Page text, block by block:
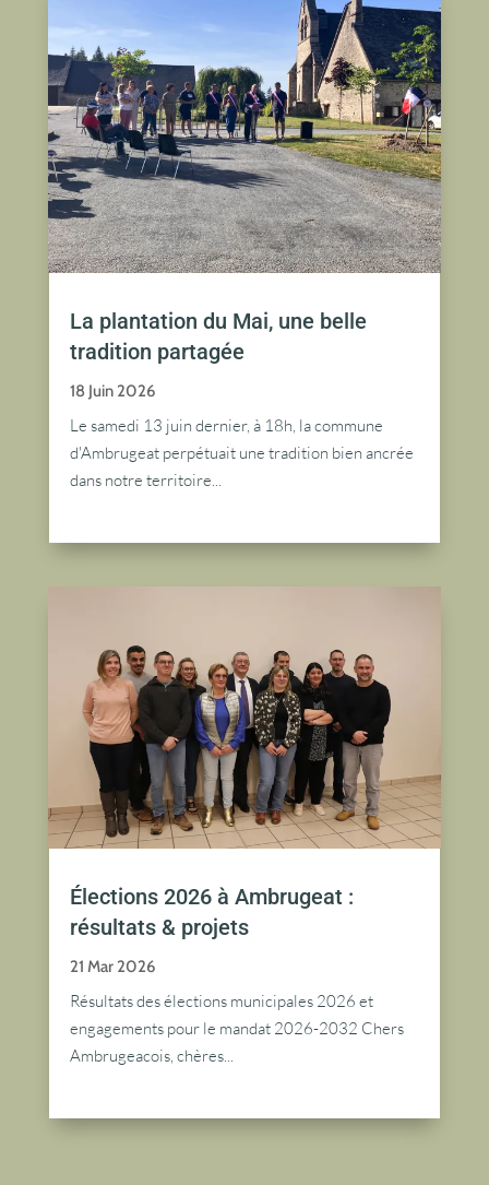
La plantation du Mai, une belle
tradition partagée
18 Juin 2026
Le samedi 13 juin dernier, à 18h, la commune
d'Ambrugeat perpétuait une tradition bien ancrée
dans notre territoire...
Élections 2026 à Ambrugeat :
résultats & projets
21 Mar 2026
Résultats des élections municipales 2026 et
engagements pour le mandat 2026-2032 Chers
Ambrugeacois, chères...